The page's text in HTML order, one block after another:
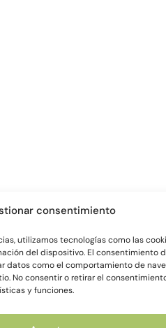
consentimiento
utilizamos tecnologías como las
del dispositivo. El consentimiento
datos como el comportamiento de
No consentir o retirar el
y funciones.